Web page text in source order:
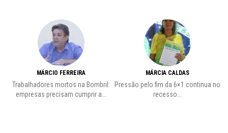
MÁRCIO FERREIRA
Trabalhadores mortos na Bombril:
empresas precisam cumprir a...
MÁRCIA CALDAS
Pressão pelo fim da 6×1 continua no
recesso...